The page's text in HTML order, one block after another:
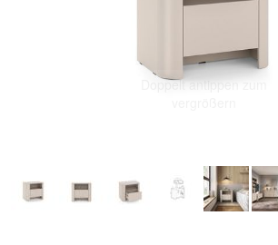
Doppelt antippen zum